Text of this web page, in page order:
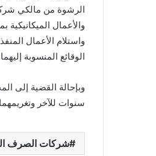
الرشوة من مالكي
والأعمال
واستلام الأعمال
الوقائع المنسوبة
سنوات للآخر وتغريمهما مبلغ 2,2
شركات الصرف